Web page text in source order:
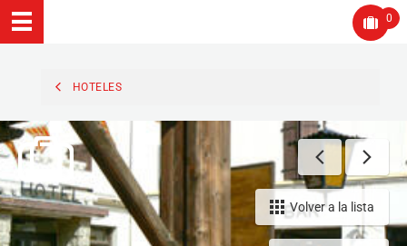
0
HOTELES
Volver a la lista